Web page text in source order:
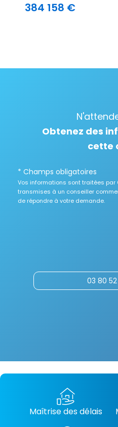
384 158 €
Obtenez des
cette
* Champs obligatoires
Vos informations sont traitées
transmises à un conseiller
de répondre à votre demande.
03 80
Maîtrise des délais